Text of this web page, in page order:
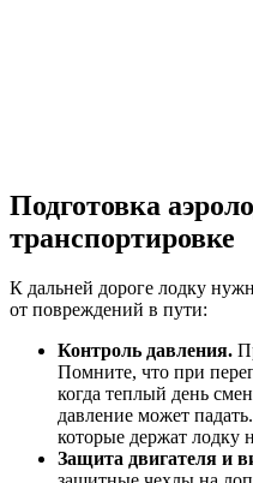
Подготовка
транспортировке
К дальней дороге лодку
от повреждений в пути:
Контроль давления.
Помните, что при
когда теплый день
давление может
которые держат лодку
Защита двигателя и